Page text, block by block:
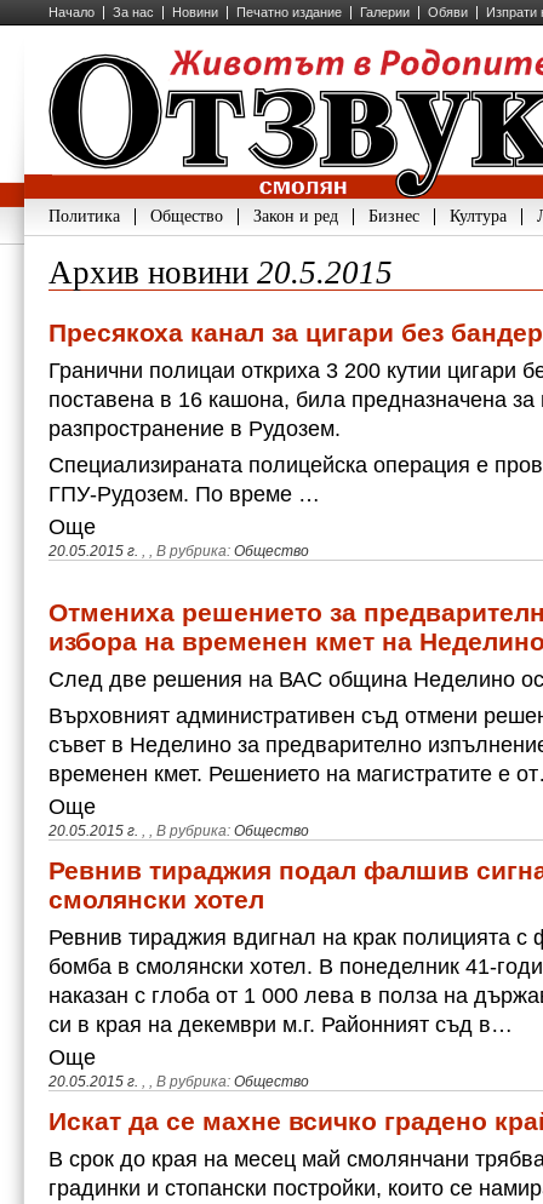
Начало За нас Новини Печатно издание Галерии Обяви Изпрати
Политика Общество Закон и ред Бизнес Култура
Архив новини 20.5.2015
Пресякоха канал за цигари без
Гранични полицаи откриха 3 200 кутии цигари
поставена в 16 кашона, била предназначена за
разпространение в Рудозем.
Специализираната полицейска операция е
ГПУ-Рудозем. По време …
20.05.2015 г. , , В рубрика: Общество
Още
Отмениха решението за
избора на временен кмет на
След две решения на ВАС община Неделино
Върховният административен съд отмени
съвет в Неделино за предварително
временен кмет. Решението на магистратите е
20.05.2015 г. , , В рубрика: Общество
Още
Ревнив тираджия подал фалшив
смолянски хотел
Ревнив тираджия вдигнал на крак полицията с
бомба в смолянски хотел. В понеделник 41-
наказан с глоба от 1 000 лева в полза на
си в края на декември м.г. Районният съд в…
20.05.2015 г. , , В рубрика: Общество
Още
Искат да се махне всичко градено
В срок до края на месец май смолянчани
градинки и стопански постройки, които се